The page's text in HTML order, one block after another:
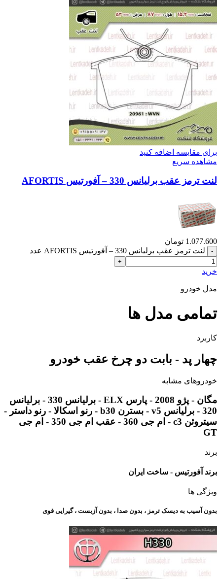
برای مقایسه اضافه کنید
مشاهده سریع
لنت ترمز عقب برلیانس 330 – آفورتیس AFORTIS
1.077.600 تومان
لنت ترمز عقب برلیانس 330 – آفورتیس AFORTIS عدد
خرید
مدل خودرو
تمامی مدل ها
کاربرد
چهار پد - بابت دو چرخ عقب خودرو
خودروهای مشابه
مگان - پژو 2008 - پارس ELX - برلیانس 330 - برلیانس
320 - برلیانس v5 - بسترن b30 - رنو اسکالا - رنو داستر -
سیتروئن c3 - ام جی 360 - عقب ام جی 350 - ام جی
GT
برند
برند آفورتیس - ساخت ایران
ویژگی ها
بدون آسیب به دیسک ترمز ، بدون صدا ، بدون آزبست ، گیرایی قوی​